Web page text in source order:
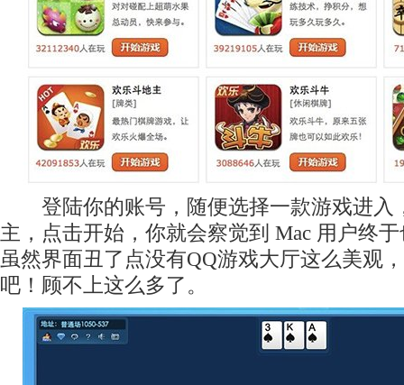
登陆你的账号，随便选择一款游戏进
主，点击开始，你就会察觉到 Mac 用户终
虽然界面丑了点没有QQ游戏大厅这么美观
吧！顾不上这么多了。